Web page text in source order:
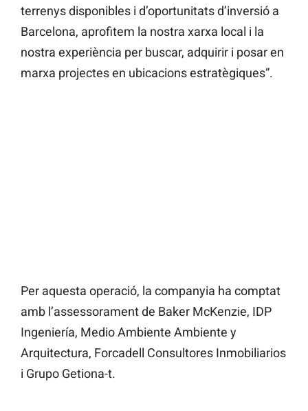
terrenys disponibles i d’oportunitats d’inversió a
Barcelona, aprofitem la nostra xarxa local i la
nostra experiència per buscar, adquirir i posar en
marxa projectes en ubicacions estratègiques”.
Per aquesta operació, la companyia ha comptat
amb l’assessorament de Baker McKenzie, IDP
Ingeniería, Medio Ambiente Ambiente y
Arquitectura, Forcadell Consultores Inmobiliarios
i Grupo Getiona-t.